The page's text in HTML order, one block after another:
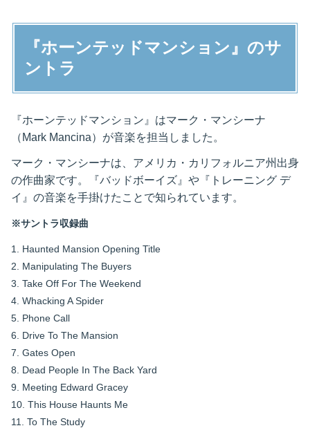
『ホーンテッドマンション』のサ
ントラ
『ホーンテッドマンション』はマーク・マンシーナ
（Mark Mancina）が音楽を担当しました。
マーク・マンシーナは、アメリカ・カリフォルニア州出身
の作曲家です。『バッドボーイズ』や『トレーニング デ
イ』の音楽を手掛けたことで知られています。
※サントラ収録曲
1. Haunted Mansion Opening Title
2. Manipulating The Buyers
3. Take Off For The Weekend
4. Whacking A Spider
5. Phone Call
6. Drive To The Mansion
7. Gates Open
8. Dead People In The Back Yard
9. Meeting Edward Gracey
10. This House Haunts Me
11. To The Study